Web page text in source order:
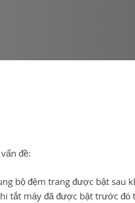
đề:
bộ đệm trang được bật sau
tắt máy đã được bật trước đó